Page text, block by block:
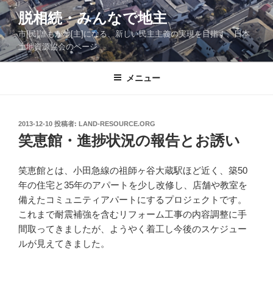
コ
ン
テ
ン
ツ
脱相続・みんなで地主
市[民]誰もが地[主]になる、新しい民主主義の実現を目指す、日本
土地資源協会のページ
メニュー
投
稿
日:
2013-12-10 投稿者: LAND-RESOURCE.ORG
笑恵館・進捗状況の報告とお誘い
笑恵館とは、小田急線の祖師ヶ谷大蔵駅ほど近く、築50
年の住宅と35年のアパートを少し改修し、店舗や教室を
備えたコミュニティアパートにするプロジェクトです。
これまで耐震補強を含むリフォーム工事の内容調整に手
間取ってきましたが、ようやく着工し今後のスケジュー
ルが見えてきました。